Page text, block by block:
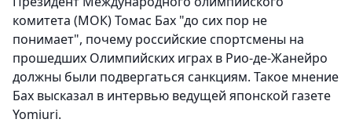
комитета (МОК) Томас Бах "до сих пор не
понимает", почему российские спортсмены на
прошедших Олимпийских играх в Рио-де-Жанейро
должны были подвергаться санкциям. Такое мнение
Бах высказал в интервью ведущей японской газете
Yomiuri.